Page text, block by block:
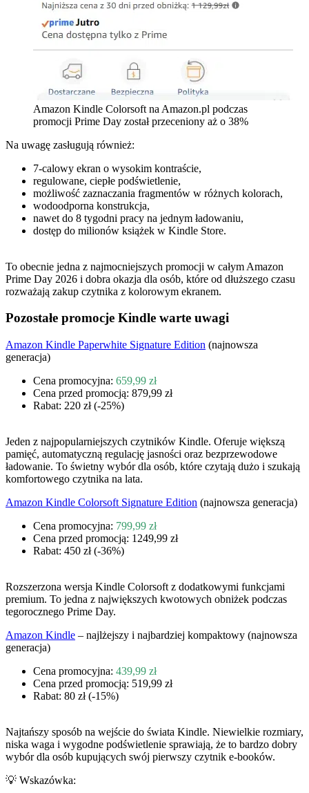
Amazon Kindle Colorsoft na Amazon.pl podczas
promocji Prime Day został przeceniony aż o 38%
Na uwagę zasługują również:
7-calowy ekran o wysokim kontraście,
regulowane, ciepłe podświetlenie,
możliwość zaznaczania fragmentów w różnych kolorach,
wodoodporna konstrukcja,
nawet do 8 tygodni pracy na jednym ładowaniu,
dostęp do milionów książek w Kindle Store.
To obecnie jedna z najmocniejszych promocji w całym Amazon
Prime Day 2026 i dobra okazja dla osób, które od dłuższego czasu
rozważają zakup czytnika z kolorowym ekranem.
Pozostałe promocje Kindle warte uwagi
Amazon Kindle Paperwhite Signature Edition (najnowsza
generacja)
Cena promocyjna: 659,99 zł
Cena przed promocją: 879,99 zł
Rabat: 220 zł (-25%)
Jeden z najpopularniejszych czytników Kindle. Oferuje większą
pamięć, automatyczną regulację jasności oraz bezprzewodowe
ładowanie. To świetny wybór dla osób, które czytają dużo i szukają
komfortowego czytnika na lata.
Amazon Kindle Colorsoft Signature Edition (najnowsza generacja)
Cena promocyjna: 799,99 zł
Cena przed promocją: 1249,99 zł
Rabat: 450 zł (-36%)
Rozszerzona wersja Kindle Colorsoft z dodatkowymi funkcjami
premium. To jedna z największych kwotowych obniżek podczas
tegorocznego Prime Day.
Amazon Kindle – najlżejszy i najbardziej kompaktowy (najnowsza
generacja)
Cena promocyjna: 439,99 zł
Cena przed promocją: 519,99 zł
Rabat: 80 zł (-15%)
Najtańszy sposób na wejście do świata Kindle. Niewielkie rozmiary,
niska waga i wygodne podświetlenie sprawiają, że to bardzo dobry
wybór dla osób kupujących swój pierwszy czytnik e-booków.
💡 Wskazówka: